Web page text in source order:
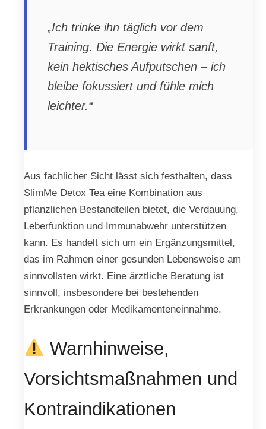
„Ich trinke ihn täglich vor dem
Training. Die Energie wirkt sanft,
kein hektisches Aufputschen – ich
bleibe fokussiert und fühle mich
leichter.“
Aus fachlicher Sicht lässt sich festhalten, dass
SlimMe Detox Tea eine Kombination aus
pflanzlichen Bestandteilen bietet, die Verdauung,
Leberfunktion und Immunabwehr unterstützen
kann. Es handelt sich um ein Ergänzungsmittel,
das im Rahmen einer gesunden Lebensweise am
sinnvollsten wirkt. Eine ärztliche Beratung ist
sinnvoll, insbesondere bei bestehenden
Erkrankungen oder Medikamenteneinnahme.
Warnhinweise,
Vorsichtsmaßnahmen und
Kontraindikationen